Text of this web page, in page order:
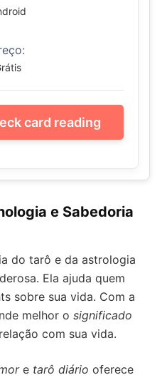
card reading
e Sabedoria
do tarô e da astrologia
Ela ajuda quem
sobre sua vida. Com a
melhor o significado
com sua vida.
e tarô diário oferece